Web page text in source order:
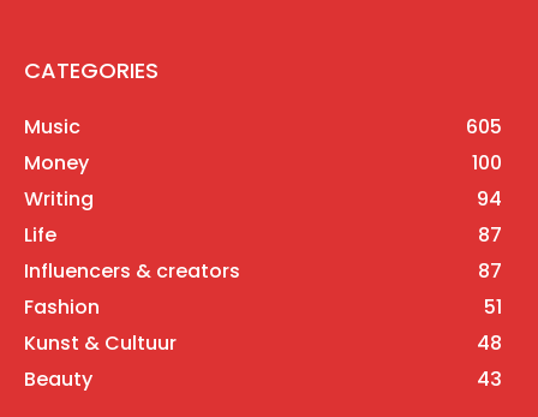
CATEGORIES
Music
605
Money
100
Writing
94
Life
87
Influencers & creators
87
Fashion
51
Kunst & Cultuur
48
Beauty
43